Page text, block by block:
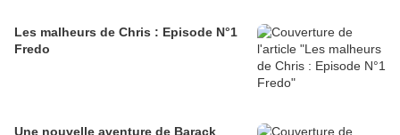
Les malheurs de Chris : Episode N°1
Fredo
Une nouvelle aventure de Barack